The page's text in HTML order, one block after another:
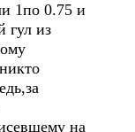
1по 0.75 и
гул из
на